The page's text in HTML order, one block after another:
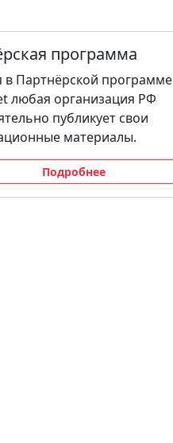
программа
в Партнёрской программе
любая организация РФ
публикует свои
материалы.
Подробнее